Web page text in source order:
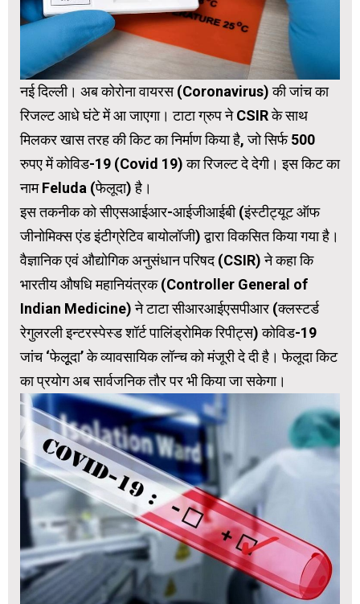
नई दिल्ली। अब कोरोना वायरस (Coronavirus) की जांच का
रिजल्‍ट आधे घंटे में आ जाएगा। टाटा ग्रुप ने CSIR के साथ
मिलकर खास तरह की किट का निर्माण किया है, जो सिर्फ 500
रुपए में कोविड-19 (Covid 19) का रिजल्ट दे देगी। इस किट का
नाम Feluda (फेलूदा) है।
इस तकनीक को सीएसआईआर-आईजीआईबी (इंस्टीट्यूट ऑफ
जीनोमिक्स एंड इंटीग्रेटिव बायोलॉजी) द्वारा विकसित किया गया है।
वैज्ञानिक एवं औद्योगिक अनुसंधान परिषद (CSIR) ने कहा कि
भारतीय औषधि महानियंत्रक (Controller General of
Indian Medicine) ने टाटा सीआरआईएसपीआर (क्लस्टर्ड
रेगुलरली इन्टरस्पेस्ड शॉर्ट पालिंड्रोमिक रिपीट्स) कोविड-19
जांच ‘फेलूूदा’ के व्यावसायिक लॉन्च को मंजूरी दे दी है। फेलूदा किट
का प्रयोग अब सार्वजनिक तौर पर भी किया जा सकेगा।